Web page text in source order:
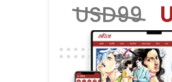
USD99